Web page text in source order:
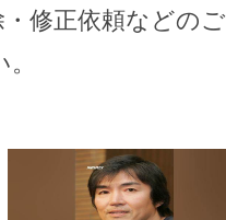
修正依頼などのご